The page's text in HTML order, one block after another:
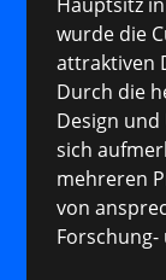
wurde die
attraktiven
Durch die
Design
sich
mehreren
von
Forschung-